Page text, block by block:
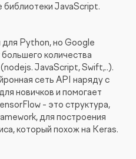
JavaScript.
для Python, но Google
количества
JavaScript, Swift,..).
сеть API наряду с
новичков и помогает
- это структура,
для построения
который похож на Keras.